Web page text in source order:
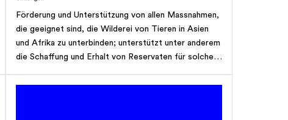
Förderung und Unterstützung von allen Massnahmen,
die geeignet sind, die Wilderei von Tieren in Asien
und Afrika zu unterbinden; unterstützt unter anderem
die Schaffung und Erhalt von Reservaten für solche
gefährdeten Tierbeständen dienen,